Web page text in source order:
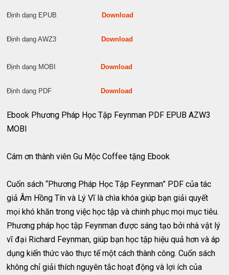
Định dạng EPUBDownload
Định dạng AWZ3Download
Định dạng MOBIDownload
Định dạng PDFDownload
Ebook Phương Pháp Học Tập Feynman PDF EPUB AZW3
MOBI
Cám ơn thành viên Gu Mộc Coffee tặng Ebook
Cuốn sách “Phương Pháp Học Tập Feynman” PDF của tác
giả Âm Hồng Tín và Lý Vĩ là chìa khóa giúp bạn giải quyết
mọi khó khăn trong việc học tập và chinh phục mọi mục tiêu.
Phương pháp học tập Feynman được sáng tạo bởi nhà vật lý
vĩ đại Richard Feynman, giúp bạn học tập hiệu quả hơn và áp
dụng kiến thức vào thực tế một cách thành công. Cuốn sách
không chỉ giải thích nguyên tắc hoạt động và lợi ích của